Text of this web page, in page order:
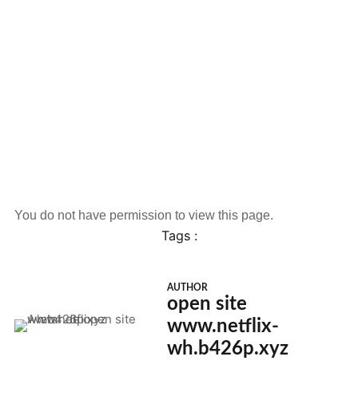
You do not have permission to view this page.
Tags :
AUTHOR
open site
www.netflix-
wh.b426p.xyz